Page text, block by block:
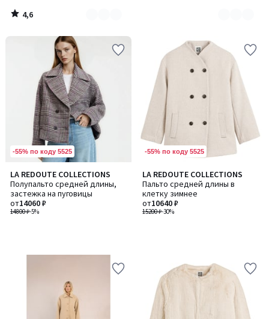
4,6
/
-55% по коду 5525
LA REDOUTE COLLECTIONS
Полупальто средней длины,
застежка на пуговицы
14800 ₽-5%
от14060 ₽
-55% по коду 5525
LA REDOUTE COLLECTIONS
Пальто средней длины в
клетку зимнее
15200 ₽-30%
от10640 ₽